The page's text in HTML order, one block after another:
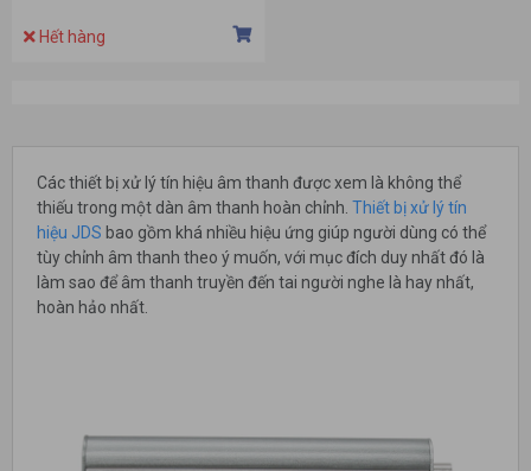
Hết hàng
Các thiết bị xử lý tín hiệu âm thanh được xem là không thể
thiếu trong một dàn âm thanh hoàn chỉnh. Thiết bị xử lý tín
hiệu JDS bao gồm khá nhiều hiệu ứng giúp người dùng có thể
tùy chỉnh âm thanh theo ý muốn, với mục đích duy nhất đó là
làm sao để âm thanh truyền đến tai người nghe là hay nhất,
hoàn hảo nhất.